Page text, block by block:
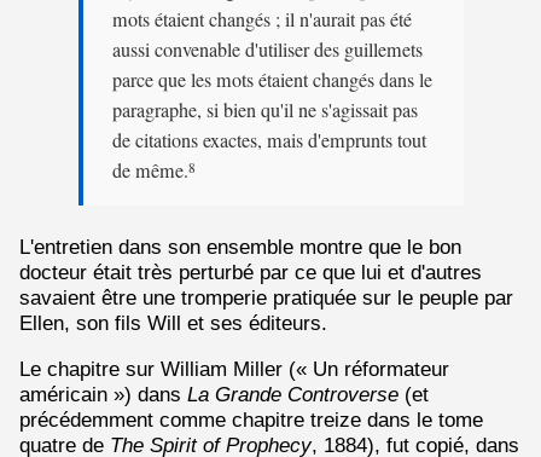
mots étaient changés ; il n'aurait pas été
aussi convenable d'utiliser des guillemets
parce que les mots étaient changés dans le
paragraphe, si bien qu'il ne s'agissait pas
de citations exactes, mais d'emprunts tout
de même.8
L'entretien dans son ensemble montre que le bon
docteur était très perturbé par ce que lui et d'autres
savaient être une tromperie pratiquée sur le peuple par
Ellen, son fils Will et ses éditeurs.
Le chapitre sur William Miller (« Un réformateur
américain ») dans La Grande Controverse (et
précédemment comme chapitre treize dans le tome
quatre de The Spirit of Prophecy, 1884), fut copié, dans